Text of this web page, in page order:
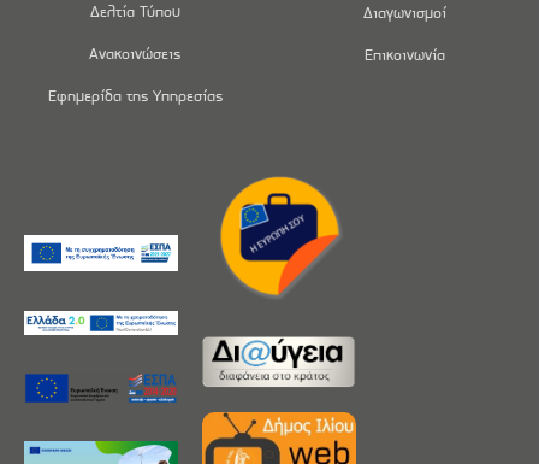
Δελτία Τύπου
Ανακοινώσεις
Εφημερίδα της Υπηρεσίας
Διαγωνισμοί
Επικοινωνία